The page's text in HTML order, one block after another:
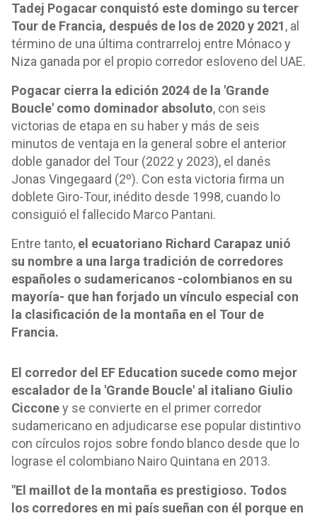
Tadej Pogacar conquistó este domingo su tercer
Tour de Francia, después de los de 2020 y 2021, al
término de una última contrarreloj entre Mónaco y
Niza ganada por el propio corredor esloveno del UAE.
Pogacar cierra la edición 2024 de la 'Grande
Boucle' como dominador absoluto, con seis
victorias de etapa en su haber y más de seis
minutos de ventaja en la general sobre el anterior
doble ganador del Tour (2022 y 2023), el danés
Jonas Vingegaard (2º). Con esta victoria firma un
doblete Giro-Tour, inédito desde 1998, cuando lo
consiguió el fallecido Marco Pantani.
Entre tanto, el ecuatoriano Richard Carapaz unió
su nombre a una larga tradición de corredores
españoles o sudamericanos -colombianos en su
mayoría- que han forjado un vínculo especial con
la clasificación de la montaña en el Tour de
Francia.
El corredor del EF Education sucede como mejor
escalador de la 'Grande Boucle' al italiano Giulio
Cicconey se convierte en el primer corredor
sudamericano en adjudicarse ese popular distintivo
con círculos rojos sobre fondo blanco desde que lo
lograse el colombiano Nairo Quintana en 2013.
"El maillot de la montaña es prestigioso. Todos
los corredores en mi país sueñan con él porque en